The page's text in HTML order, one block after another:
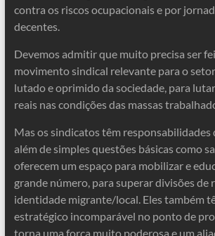
contra os riscos ocupacionais e por
decentes.
Devemos admitir que muito precisa ser
movimento sindical relevante para o
lutado e oprimido da sociedade, para
reais nas condições das massas
Mas os sindicatos têm responsabilidades
além de simples questões básicas como
oferecem um espaço para mobilizar e
grande número, para superar divisões de
identidade migrante/local. Eles também
estratégico incomparável no ponto de
torna uma força muito poderosa e um